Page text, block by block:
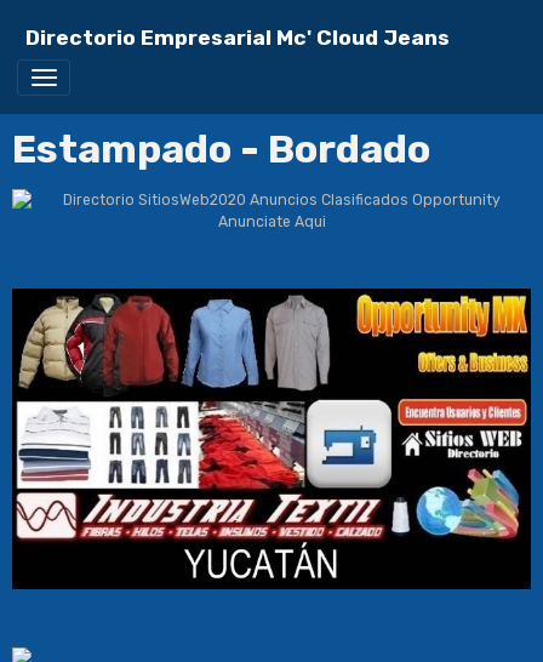
Directorio Empresarial Mc' Cloud Jeans
Estampado - Bordado